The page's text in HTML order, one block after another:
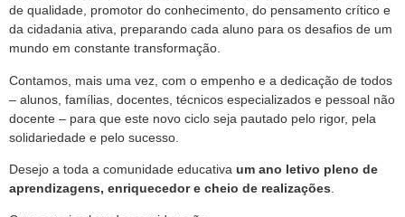
de qualidade, promotor do conhecimento, do pensamento crítico e
da cidadania ativa, preparando cada aluno para os desafios de um
mundo em constante transformação.
Contamos, mais uma vez, com o empenho e a dedicação de todos
– alunos, famílias, docentes, técnicos especializados e pessoal não
docente – para que este novo ciclo seja pautado pelo rigor, pela
solidariedade e pelo sucesso.
Desejo a toda a comunidade educativa um ano letivo pleno de
aprendizagens, enriquecedor e cheio de realizações